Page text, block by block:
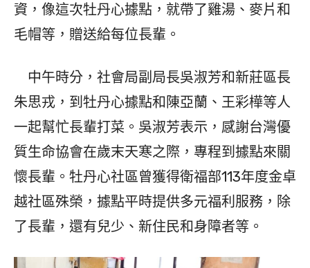
資，像這次牡丹心據點，就帶了雞湯、麥片和
毛帽等，贈送給每位長輩。
中午時分，社會局副局長吳淑芳和新莊區長
朱思戎，到牡丹心據點和陳亞蘭、王彩樺等人
一起幫忙長輩打菜。吳淑芳表示，感謝台灣優
質生命協會在歲末天寒之際，專程到據點來關
懷長輩。牡丹心社區曾獲得衛福部113年度金卓
越社區殊榮，據點平時提供多元福利服務，除
了長輩，還有兒少、新住民和身障者等。